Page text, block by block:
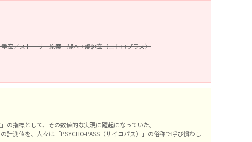
宏／ストーリー原案・脚本：虚淵玄（ニトロプラス）
指標として、その数値的な実現に躍起になっていた。
測値を、人々は「PSYCHO-PASS（サイコパス）」の俗称で呼び慣わし